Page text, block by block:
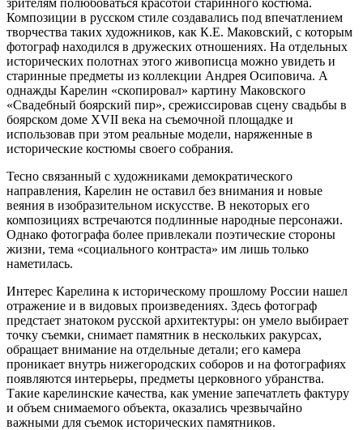
Композиции в русском стиле создавались под впечатлением
творчества таких художников, как К.Е. Маковский, с которым
фотограф находился в дружеских отношениях. На отдельных
исторических полотнах этого живописца можно увидеть и
старинные предметы из коллекции Андрея Осиповича. А
однажды Карелин «скопировал» картину Маковского
«Свадебный боярский пир», срежиссировав сцену свадьбы в
боярском доме XVII века на съемочной площадке и
использовав при этом реальные модели, наряженные в
исторические костюмы своего собрания.
Тесно связанный с художниками демократического
направления, Карелин не оставил без внимания и новые
веяния в изобразительном искусстве. В некоторых его
композициях встречаются подлинные народные персонажи.
Однако фотографа более привлекали поэтические стороны
жизни, тема «социального контраста» им лишь только
наметилась.
Интерес Карелина к историческому прошлому России нашел
отражение и в видовых произведениях. Здесь фотограф
предстает знатоком русской архитектуры: он умело выбирает
точку съемки, снимает памятник в нескольких ракурсах,
обращает внимание на отдельные детали; его камера
проникает внутрь нижегородских соборов и на фотографиях
появляются интерьеры, предметы церковного убранства.
Такие карелинские качества, как умение запечатлеть фактуру
и объем снимаемого объекта, оказались чрезвычайно
важными для съемок исторических памятников.